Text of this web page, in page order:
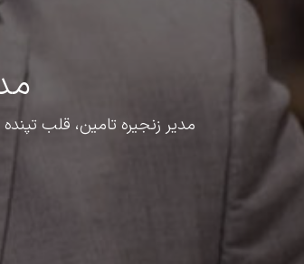
مدیر زنجیره تامین، قلب